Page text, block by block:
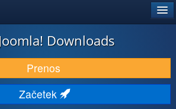
Joomla! Downloads
Prenos
Začetek